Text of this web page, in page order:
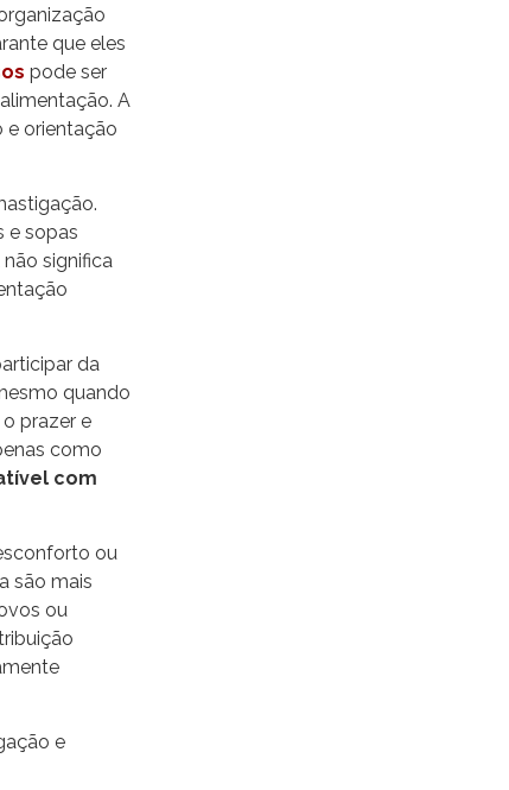
que eles
pode ser
A
e orientação
e sopas
significa
da
quando
prazer e
como
com
ou
são mais
ou
e